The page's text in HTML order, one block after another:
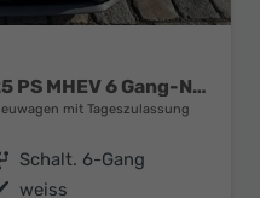
Titanium 1.0 Ecoboost 125 PS MHEV 6 Gang-Navi-Rückfahrkamera-17" Alu-Winterpaket-Sofort
mit Tageszulassung
Getriebe Schalt. 6-Gang
Außenfarbe weiss